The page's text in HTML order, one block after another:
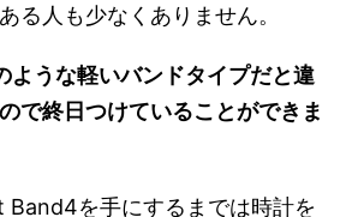
る人も少なくありません。
うな軽いバンドタイプだと違
で終日つけていることができま
を手にするまでは時計を